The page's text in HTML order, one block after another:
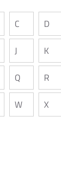
C D
J K
Q R
W X